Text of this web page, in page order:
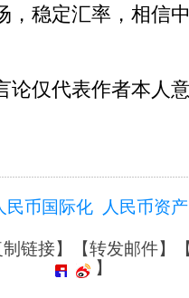
，稳定汇率，相信
仅代表作者本人
民币国际化 人民币资产
制链接】【转发邮件】
】